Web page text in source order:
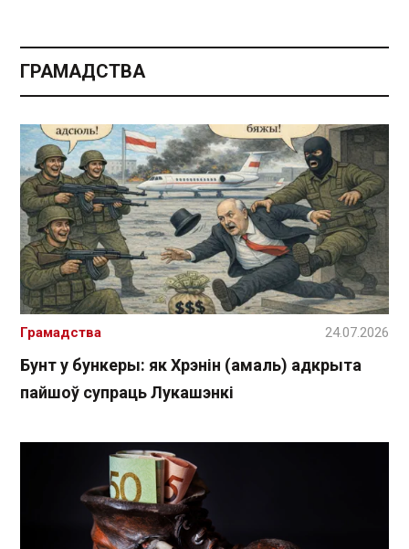
ГРАМАДСТВА
Бунт у бункеры: як Хрэнін (амаль) адкрыта
пайшоў супраць Лукашэнкі
Грамадства 24.07.2026